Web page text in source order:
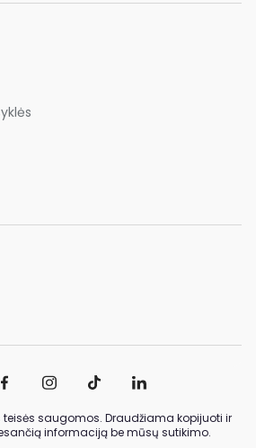
saugomos. Draudžiama kopijuoti ir
informaciją be mūsų sutikimo.